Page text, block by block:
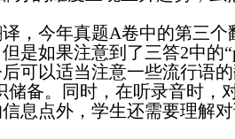
，今年真题A卷中的第三个
是如果注意到了三答2中的“
可以适当注意一些流行语
储备。同时，在听录音时，
息点外，学生还需要理解